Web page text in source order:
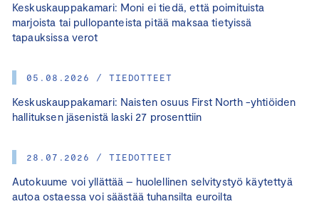
Keskuskauppakamari: Moni ei tiedä, että poimituista
marjoista tai pullopanteista pitää maksaa tietyissä
tapauksissa verot
05.08.2026 / TIEDOTTEET
Keskuskauppakamari: Naisten osuus First North -yhtiöiden
hallituksen jäsenistä laski 27 prosenttiin
28.07.2026 / TIEDOTTEET
Autokuume voi yllättää – huolellinen selvitystyö käytettyä
autoa ostaessa voi säästää tuhansilta euroilta